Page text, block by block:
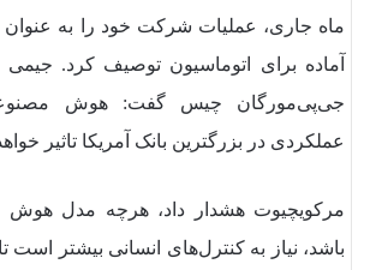
ماه جاری، عملیات شرکت خود را به عنوان
آماده برای اتوماسیون توصیف کرد. جیمی
جی‌پی‌مورگان چیس گفت: هوش
عملکردی در بزرگترین بانک آمریکا تاثیر
مرکویچیوت هشدار داد، هرچه مدل هوش
باشد، نیاز به کنترل‌های انسانی بیشتر است